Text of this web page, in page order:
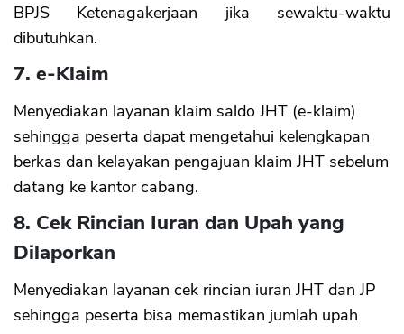
BPJS Ketenagakerjaan jika sewaktu-waktu
dibutuhkan.
7. e-Klaim
Menyediakan layanan klaim saldo JHT (e-klaim)
sehingga peserta dapat mengetahui kelengkapan
berkas dan kelayakan pengajuan klaim JHT sebelum
datang ke kantor cabang.
8. Cek Rincian Iuran dan Upah yang
Dilaporkan
Menyediakan layanan cek rincian iuran JHT dan JP
sehingga peserta bisa memastikan jumlah upah